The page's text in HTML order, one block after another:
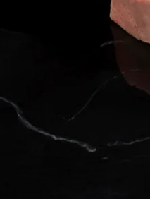
le média 0 en mode